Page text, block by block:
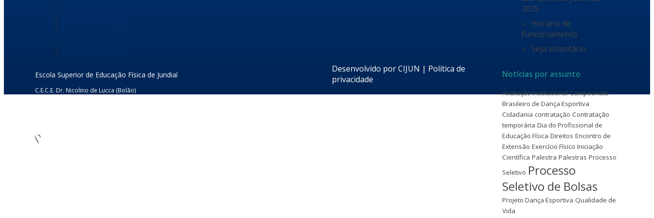
2025
Horário de
funcionamento
Seja voluntário
Notícias por assunto
Avaliação Institucional Campeonato
Brasileiro de Dança Esportiva
Cidadania contratação Contratação
temporária Dia do Profissional de
Educação Física Direitos Encontro de
Extensão Exercício Físico Iniciação
Científica Palestra Palestras Processo
Seletivo Processo
Seletivo de Bolsas
Projeto Dança Esportiva Qualidade de
Vida
Escola Superior de Educação Física de Jundiaí
C.E.C.E. Dr. Nicolino de Lucca (Bolão)
Desenvolvido porCIJUN | Política de
privacidade